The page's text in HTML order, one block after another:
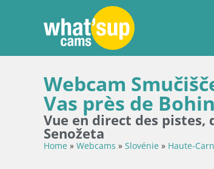
Webcam
Vas près de
Vue en direct des pistes,
Senožeta
Home » Webcams » Slovénie » Haute-